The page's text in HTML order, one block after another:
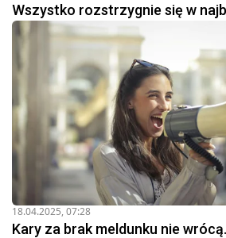
Wszystko rozstrzygnie się w
18.04.2025, 07:28
Kary za brak meldunku nie